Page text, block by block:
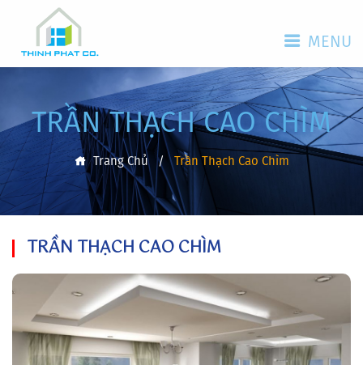
TRẦN THẠCH CAO CHÌM
Trang Chủ / Trần Thạch Cao Chìm
TRẦN THẠCH CAO CHÌM
MENU